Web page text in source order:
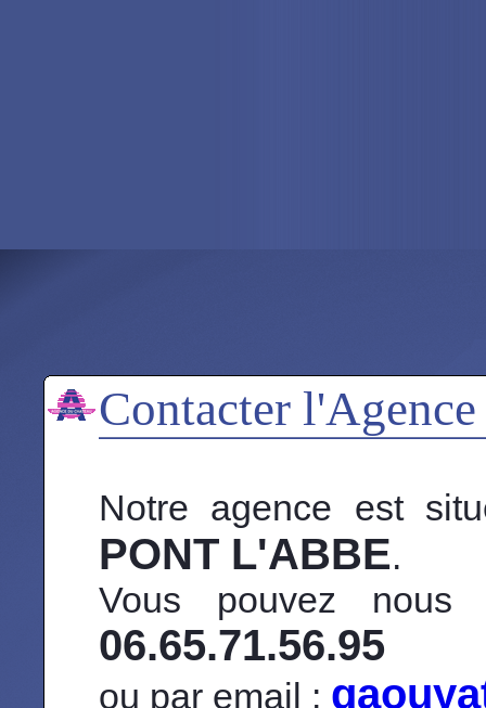
Contacter
Notre agence est
PONT L'ABBE.
Vous pouvez nous
06.65.71.56.95
ou par email :